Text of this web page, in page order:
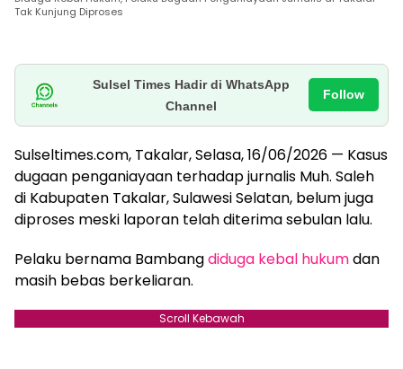
Tak Kunjung Diproses
Sulsel Times Hadir di WhatsApp
Channel
Follow
Sulseltimes.com, Takalar, Selasa, 16/06/2026 — Kasus
dugaan penganiayaan terhadap jurnalis Muh. Saleh
di Kabupaten Takalar, Sulawesi Selatan, belum juga
diproses meski laporan telah diterima sebulan lalu.
Pelaku bernama Bambangdiduga kebal hukumdan
masih bebas berkeliaran.
Scroll Kebawah